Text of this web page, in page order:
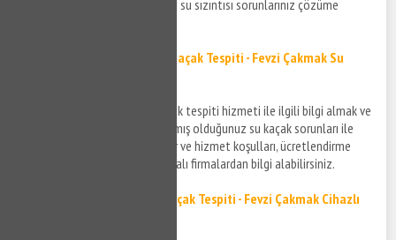
önerileri ile yaşamış olduğunuz su sızıntısı sorunlarınız çözüme
Fevzi Çakmak Noktasal Su Kaçak Tespiti - Fevzi Çakmak Su
Fevzi Çakmak noktasal su kaçak tespiti hizmeti ile ilgili bilgi almak ve
Fevzi Çakmak bölgesinde yaşamış olduğunuz su kaçak sorunları ile
ilgili detaylar için bizi arayabilir ve hizmet koşulları, ücretlendirme
vesair gibi detaylar için anlaşmalı firmalardan bilgi alabilirsiniz.
Fevzi Çakmak Cihazla Su Kaçak Tespiti - Fevzi Çakmak Cihazlı